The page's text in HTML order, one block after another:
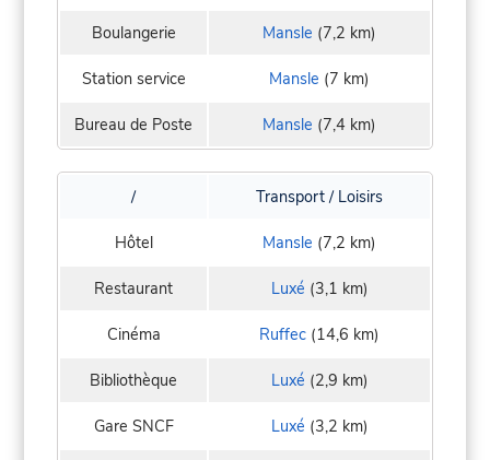
Boulangerie Mansle (7,2 km)
Station service Mansle (7 km)
Bureau de Poste Mansle (7,4 km)
/ Transport / Loisirs
Hôtel Mansle (7,2 km)
Restaurant Luxé (3,1 km)
Cinéma Ruffec (14,6 km)
Bibliothèque Luxé (2,9 km)
Gare SNCF Luxé (3,2 km)